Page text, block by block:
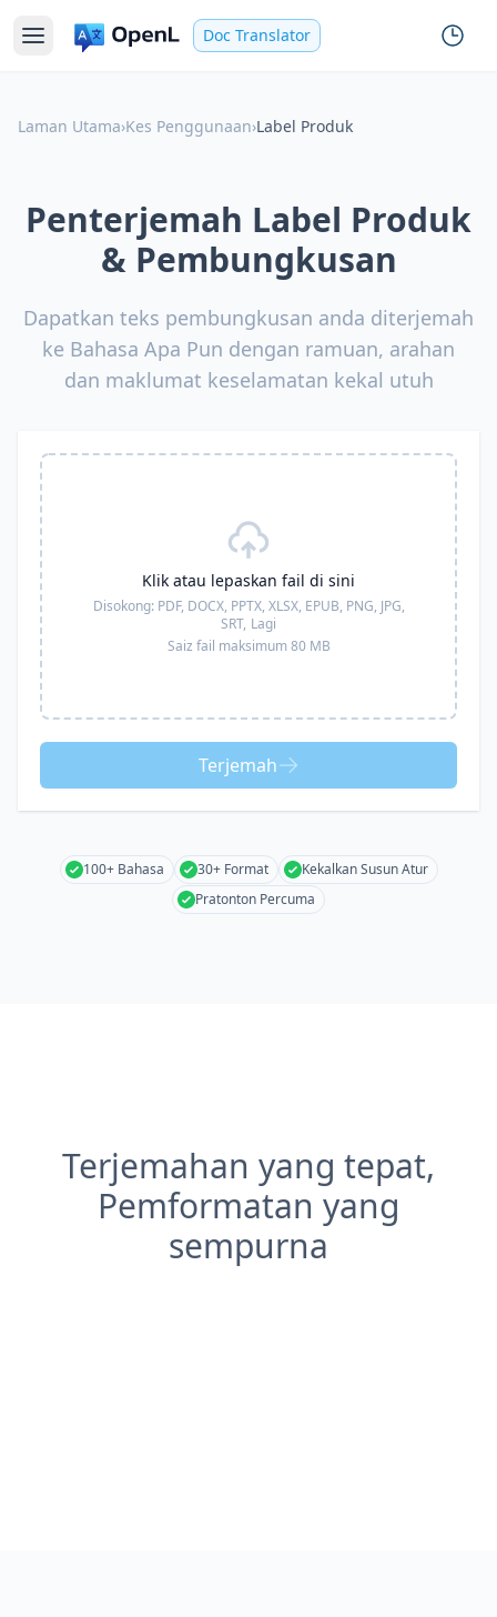
Doc Translator
Laman Utama›Kes Penggunaan›Label Produk
Penterjemah Label Produk
& Pembungkusan
Dapatkan teks pembungkusan anda diterjemah
ke Bahasa Apa Pun dengan ramuan, arahan
dan maklumat keselamatan kekal utuh
Klik atau lepaskan fail di sini
Disokong: PDF, DOCX, PPTX, XLSX, EPUB, PNG, JPG,
SRT, Lagi
Saiz fail maksimum 80 MB
Terjemah
100+ Bahasa 30+ Format
Kekalkan Susun Atur
Pratonton Percuma
Terjemahan yang tepat,
Pemformatan yang
sempurna